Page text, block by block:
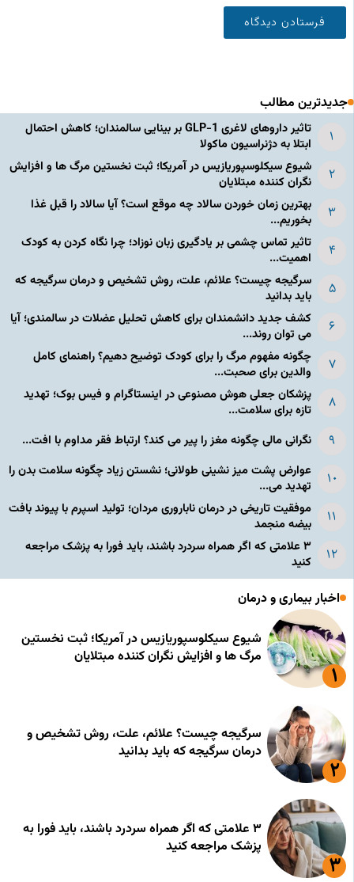
جدیدترین مطالب
تاثیر داروهای لاغری GLP-1 بر بینایی سالمندان؛ کاهش احتمال
ابتلا به دژنراسیون ماکولا
شیوع سیکلوسپوریازیس در آمریکا؛ ثبت نخستین مرگ ها و افزایش
نگران کننده مبتلایان
بهترین زمان خوردن سالاد چه موقع است؟ آیا سالاد را قبل غذا
بخوریم...
تاثیر تماس چشمی بر یادگیری زبان نوزاد؛ چرا نگاه کردن به کودک
اهمیت...
سرگیجه چیست؟ علائم، علت، روش تشخیص و درمان سرگیجه که
باید بدانید
کشف جدید دانشمندان برای کاهش تحلیل عضلات در سالمندی؛ آیا
می توان روند...
چگونه مفهوم مرگ را برای کودک توضیح دهیم؟ راهنمای کامل
والدین برای صحبت...
پزشکان جعلی هوش مصنوعی در اینستاگرام و فیس بوک؛ تهدید
تازه برای سلامت...
نگرانی مالی چگونه مغز را پیر می کند؟ ارتباط فقر مداوم با افت...
عوارض پشت میز نشینی طولانی؛ نشستن زیاد چگونه سلامت بدن را
تهدید می...
موفقیت تاریخی در درمان ناباروری مردان؛ تولید اسپرم با پیوند بافت
بیضه منجمد
۳ علامتی که اگر همراه سردرد باشند، باید فورا به پزشک مراجعه
کنید
اخبار بیماری و درمان
شیوع سیکلوسپوریازیس در آمریکا؛ ثبت نخستین
مرگ ها و افزایش نگران کننده مبتلایان
سرگیجه چیست؟ علائم، علت، روش تشخیص و
درمان سرگیجه که باید بدانید
۳ علامتی که اگر همراه سردرد باشند، باید فورا به
پزشک مراجعه کنید